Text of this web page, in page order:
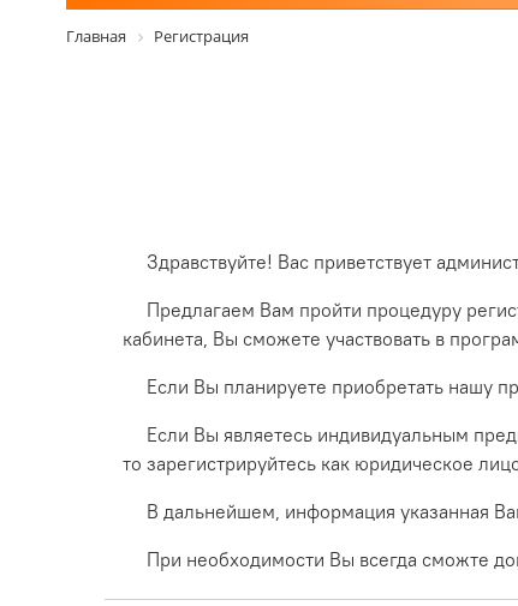
Главная Регистрация
Здравствуйте! Вас приветствует
Предлагаем Вам пройти процедуру
кабинета, Вы сможете участвовать в
Если Вы планируете приобретать нашу
Если Вы являетесь индивидуальным
то зарегистрируйтесь как юридическое
В дальнейшем, информация указанная
При необходимости Вы всегда сможте